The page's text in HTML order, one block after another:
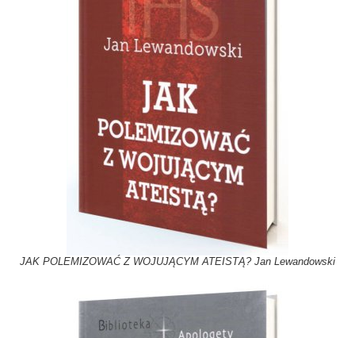
JAK POLEMIZOWAĆ Z WOJUJĄCYM ATEISTĄ? Jan Lewandowski